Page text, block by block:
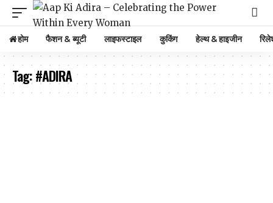
होम फैशन & ब्यूटी लाइफस्टाइल कुकिंग हेल्थ & हाइजीन
Tag:#ADIRA